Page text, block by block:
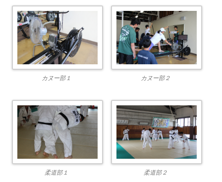
カヌー部１ カヌー部２
柔道部１ 柔道部２